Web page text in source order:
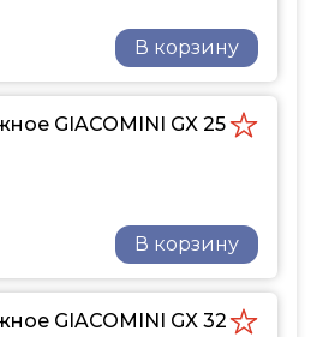
требует дополнительных
уплотнительных
элементов. Размеры
резьбовых фитингов
обеспечивая их
универсальность и
совместимость.
Полимерное кольцо,
В корзину
GIACOMINI GX 25
В корзину
GIACOMINI GX 32